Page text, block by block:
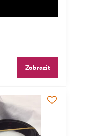
Zobrazit
NOVINKA